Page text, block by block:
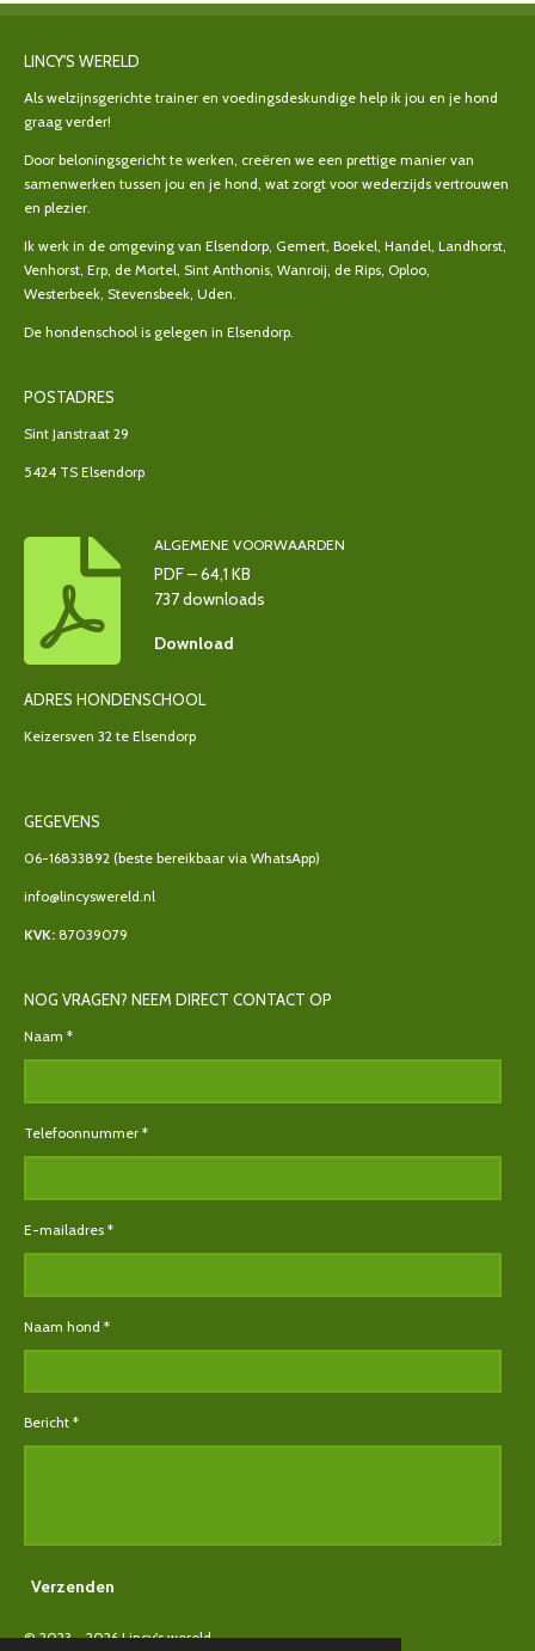
LINCY'S WERELD
Als welzijnsgerichte trainer en voedingsdeskundige help ik jou en je hond
graag verder!
Door beloningsgericht te werken, creëren we een prettige manier van
samenwerken tussen jou en je hond, wat zorgt voor wederzijds vertrouwen
en plezier.
Ik werk in de omgeving van Elsendorp, Gemert, Boekel, Handel, Landhorst,
Venhorst, Erp, de Mortel, Sint Anthonis, Wanroij, de Rips, Oploo,
Westerbeek, Stevensbeek, Uden.
De hondenschool is gelegen in Elsendorp.
POSTADRES
Sint Janstraat 29
5424 TS Elsendorp
ALGEMENE VOORWAARDEN
PDF – 64,1 KB
737 downloads
Download
ADRES HONDENSCHOOL
Keizersven 32 te Elsendorp
GEGEVENS
06-16833892 (beste bereikbaar via WhatsApp)
info@lincyswereld.nl
KVK: 87039079
NOG VRAGEN? NEEM DIRECT CONTACT OP
Naam *
Telefoonnummer *
E-mailadres *
Naam hond *
Bericht *
Verzenden
© 2023 - 2026 Lincy's wereld